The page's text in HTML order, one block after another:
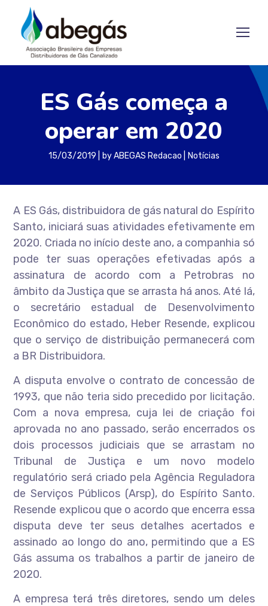
ES Gás começa a
operar em 2020
15/03/2019 byABEGAS Redacao Notícias
A ES Gás, distribuidora de gás natural do Espírito
Santo, iniciará suas atividades efetivamente em
2020. Criada no início deste ano, a companhia só
pode ter suas operações efetivadas após a
assinatura de acordo com a Petrobras no
âmbito da Justiça que se arrasta há anos. Até lá,
o secretário estadual de Desenvolvimento
Econômico do estado, Heber Resende, explicou
que o serviço de distribuição permanecerá com
a BR Distribuidora.
A disputa envolve o contrato de concessão de
1993, que não teria sido precedido por licitação.
Com a nova empresa, cuja lei de criação foi
aprovada no ano passado, serão encerrados os
dois processos judiciais que se arrastam no
Tribunal de Justiça e um novo modelo
regulatório será criado pela Agência Reguladora
de Serviços Públicos (Arsp), do Espírito Santo.
Resende explicou que o acordo que encerra essa
disputa deve ter seus detalhes acertados e
assinado ao longo do ano, permitindo que a ES
Gás assuma os trabalhos a partir de janeiro de
2020.
A empresa terá três diretores, sendo um deles